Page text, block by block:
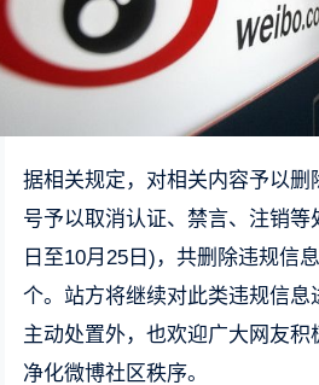
据相关规定，对相关内容予以删
号予以取消认证、禁言、注销等
日至10月25日)，共删除违规信
个。站方将继续对此类违规信息
主动处置外，也欢迎广大网友积
净化微博社区秩序。